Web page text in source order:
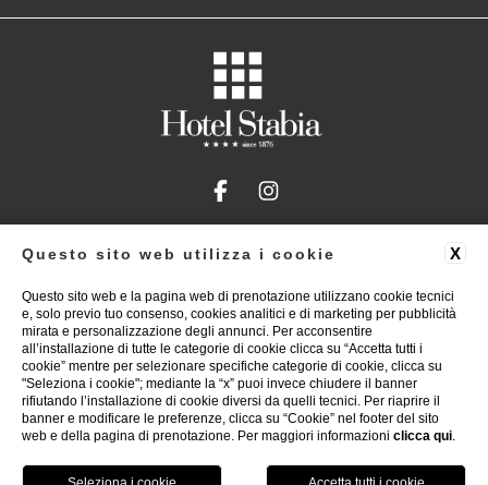
+39 0818012982
Hotel Stabia
Corso Vittorio Emanuele, 101 | 80053 Castellammare Di
Stabia (Na)
P.IVA: 08746841215
WEBSITE BY BLASTNESS
X
Questo sito web utilizza i cookie
Questo sito web e la pagina web di prenotazione utilizzano cookie tecnici
e, solo previo tuo consenso, cookies analitici e di marketing per pubblicità
mirata e personalizzazione degli annunci. Per acconsentire
all’installazione di tutte le categorie di cookie clicca su “Accetta tutti i
cookie” mentre per selezionare specifiche categorie di cookie, clicca su
"Seleziona i cookie"; mediante la “x” puoi invece chiudere il banner
rifiutando l’installazione di cookie diversi da quelli tecnici. Per riaprire il
banner e modificare le preferenze, clicca su “Cookie” nel footer del sito
web e della pagina di prenotazione. Per maggiori informazioni clicca qui.